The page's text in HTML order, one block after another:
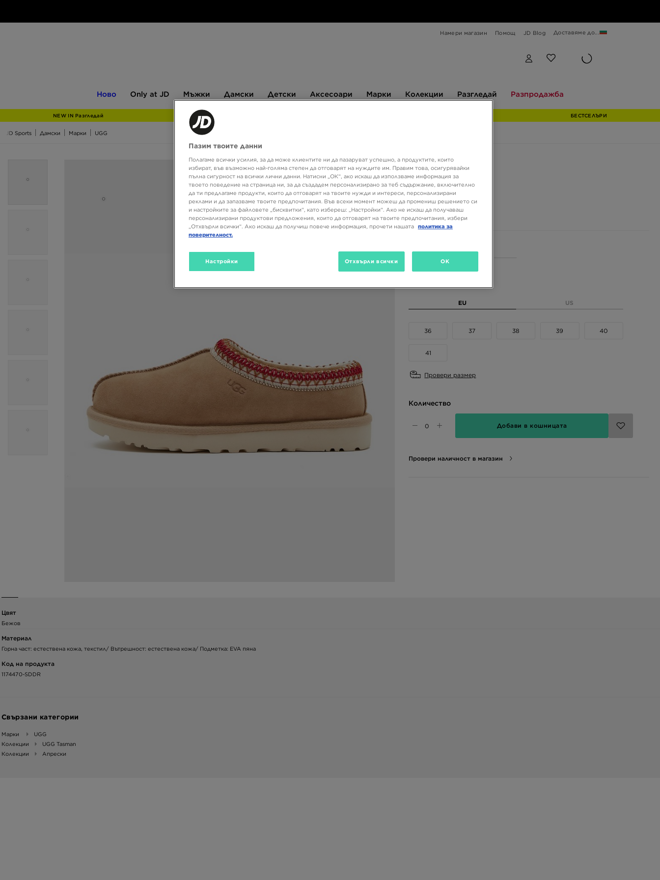
Намери магазин Помощ JD Blog Доставяме до...
Ново
JD
Only at JD Мъжки Дамски Детски Аксесоари Марки Колекции Разгледай Разпродажба
NEW IN Разгледай БЕСТСЕЛЪРИ
JD Sports Дамски Марки UGG
UGG TASMAN II
149,99 €
293,36 ЛВ.
EU US
36 37 38 39 40
41
Провери размер
Количество
Добави в кошницата
Провери наличност в магазин
Цвят
Бежов
Материал
Горна част: естествена кожа, текстил/ Вътрешност: естествена кожа/ Подметка: EVA пяна
Код на продукта
1174470-SDDR
Свързани категории
Марки
UGG
Колекции
UGG Tasman
Колекции
Апрески
Пазим твоите данни
Полагаме всички усилия, за да може клиентите ни да пазаруват успешно, а продуктите, които
избират, във възможно най-голяма степен да отговарят на нуждите им. Правим това, осигурявайки
пълна сигурност на всички лични данни. Натисни „ОК“, ако искаш да използваме информация за
твоето поведение на страница ни, за да създадем персонализирано за теб съдържание, включително
да ти предлагаме продукти, които да отговарят на твоите нужди и интереси, персонализирани
реклами и да запазваме твоите предпочитания. Във всеки момент можеш да промениш решението си
и настройките за файловете „бисквитки“, като избереш: „Настройки“. Ако не искаш да получаваш
персонализирани продуктови предложения, които да отговарят на твоите предпочитания, избери
„Отхвърли всички“. Ако искаш да получиш повече информация, прочети нашата политика за
поверителност.
Настройки Отхвърли всички OK